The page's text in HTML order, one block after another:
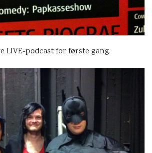
LIVE-podcast for første gang.